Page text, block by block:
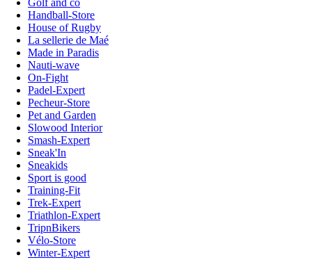
Golf and co
Handball-Store
House of Rugby
La sellerie de Maé
Made in Paradis
Nauti-wave
On-Fight
Padel-Expert
Pecheur-Store
Pet and Garden
Slowood Interior
Smash-Expert
Sneak'In
Sneakids
Sport is good
Training-Fit
Trek-Expert
Triathlon-Expert
TripnBikers
Vélo-Store
Winter-Expert